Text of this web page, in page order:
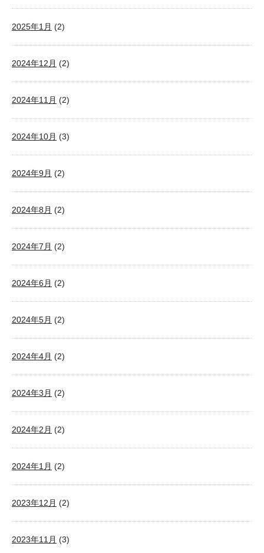
2025年1月 (2)
2024年12月 (2)
2024年11月 (2)
2024年10月 (3)
2024年9月 (2)
2024年8月 (2)
2024年7月 (2)
2024年6月 (2)
2024年5月 (2)
2024年4月 (2)
2024年3月 (2)
2024年2月 (2)
2024年1月 (2)
2023年12月 (2)
2023年11月 (3)